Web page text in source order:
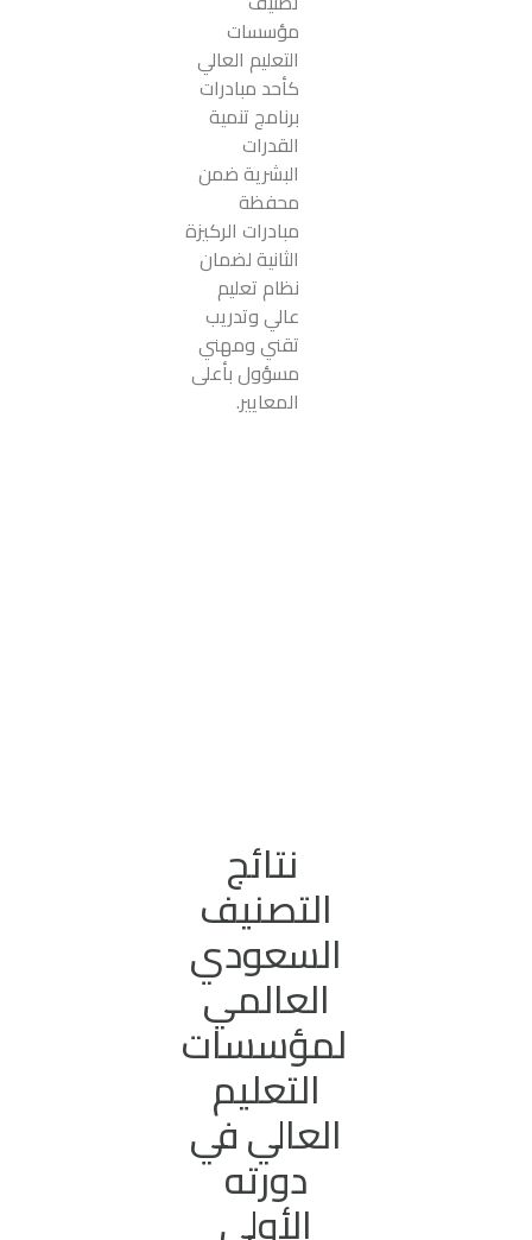
مؤسسات
التعليم العالي
كأحد مبادرات
برنامج تنمية
القدرات
البشرية ضمن
محفظة
مبادرات الركيزة
الثانية لضمان
نظام تعليم
عالي وتدريب
تقني ومهني
مسؤول بأعلى
المعايير.
نتائج
التصنيف
السعودي
العالمي
لمؤسسات
التعليم
العالي في
دورته
الأولى